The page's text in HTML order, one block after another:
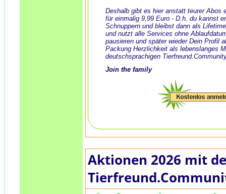
Deshalb gibt es hier anstatt teurer Abos
für einmalig 9,99 Euro - D.h. du kannst
Schnuppern und bleibst dann als
und nutzt alle Services ohne
pausieren und später wieder Dein Profil
Packung Herzlichkeit als lebenslanges
deutschsprachigen
Join the family
Aktionen 2026 mit